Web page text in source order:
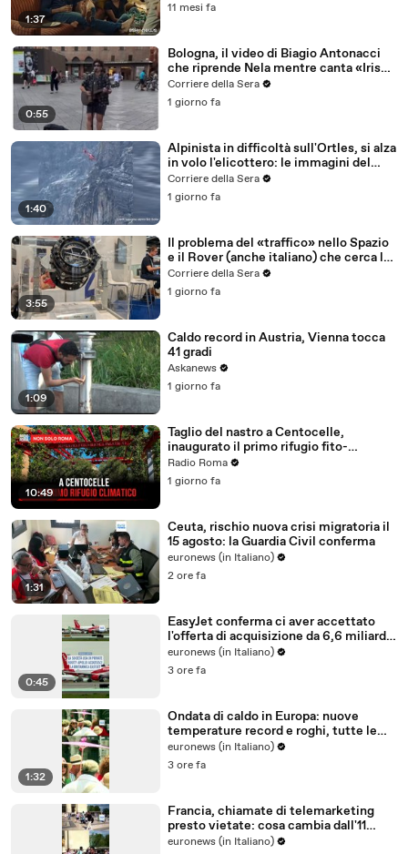
1:37
11 mesi fa
0:55
Bologna, il video di Biagio Antonacci
che riprende Nela mentre canta «Iris»
in piazza Maggiore
Corriere della Sera
1 giorno fa
1:40
Alpinista in difficoltà sull'Ortles, si alza
in volo l'elicottero: le immagini del
salvataggio a oltre tremila metri di
quota
Corriere della Sera
1 giorno fa
3:55
Il problema del «traffico» nello Spazio
e il Rover (anche italiano) che cerca la
vita su Marte: di cosa si parla al Cospar
a Firenze
Corriere della Sera
1 giorno fa
1:09
Caldo record in Austria, Vienna tocca
41 gradi
Askanews
1 giorno fa
10:49
Taglio del nastro a Centocelle,
inaugurato il primo rifugio fito-
bioclimatico di Roma
Radio Roma
1 giorno fa
1:31
Ceuta, rischio nuova crisi migratoria il
15 agosto: la Guardia Civil conferma
euronews (in Italiano)
2 ore fa
0:45
EasyJet conferma ci aver accettato
l'offerta di acquisizione da 6,6 miliardi
di euro del fondo Usa Apollo
euronews (in Italiano)
3 ore fa
1:32
Ondata di caldo in Europa: nuove
temperature record e roghi, tutte le
grandi città italiane in allerta rossa
euronews (in Italiano)
3 ore fa
Francia, chiamate di telemarketing
presto vietate: cosa cambia dall'11
agosto
euronews (in Italiano)